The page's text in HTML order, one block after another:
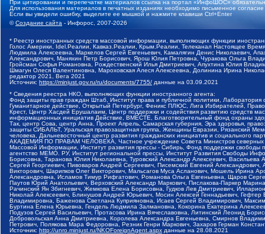
При цитировании и перепечатке материалов ссылка на портал «ИнфоШОС»
Для использования материалов в печатных изданиях необходимо письменное
Если вы увидели ошибку, выделите ее мышкой и нажмите клавиши Ctrl+Enter
©Создание сайта - Инфорос, 2007-2026
* Реестр иностранных средств массовой информации, выполняющих функции
Голос Америки, Idel.Реалии, Кавказ.Реалии, Крым.Реалии, Телеканал Настоящее
Людмила Алексеевна, Маркелов Сергей Евгеньевич, Камалягин Денис Николаевич,
Александрович, Маняхин Петр Борисович, Ярош Юлия Петровна, Чуракова Ольга
Гройсман Софья Романовна, Рождественский Илья Дмитриевич, Апухтина Юлия
Шмагун Олеся Валентиновна, Мароховская Алеся Алексеевна, Долинина Ирина
редактор 2021, Вега 2021
Источник: https://minjust.gov.ru/ru/documents/7755/ данные на 03.09.2021
* Сведения реестра НКО, выполняющих функции иностранного агента:
Фонд защиты прав граждан Штаб, Институт права и публичной политики,
Гуманитарное действие, Открытый Петербург, Феникс ПЛЮС, Лига Избирателей,
Крест, Центр Хасдей Ерушалаим, Центр поддержки и содействия развитию средств
информационных инициатив Действие, ВМЕСТЕ, Благотворительный фонд охраны
Так, центр Сова, центр Анна, Проект Апрель, Самарская губерния, Эра здоровья,
защиты СИБАЛЬТ, Уральская правозащитная группа, Женщины Евразии, Рязанский
человека, Дальневосточный центр развития гражданских инициатив и социального
АКАДЕМИЯ ПО ПРАВАМ ЧЕЛОВЕКА, Частное учреждение Совета Министров северных
Массовой Информации, Институт развития прессы - Сибирь, Фонд поддержки
агентство МЕМО. РУ, Институт региональной прессы, Институт Развития Свободы
Борисовна, Таранова Юлия Николаевна, Туровский Александр Алексеевич,
Сергей Георгиевич, Пивоваров Андрей Сергеевич, Писемский Евгений
Викторович, Шарипков Олег Викторович, Мальсагов Муса Асланович, Мошель Ирина
Александровна, Исламов Тимур Рифгатович, Романова Ольга Евгеньевна, Щаров
Паутов Юрий Анатольевич, Верховский Александр Маркович, Пислакова-Паркер
Рачинский Ян Збигневич, Жемкова Елена Борисовна, Гудков Лев Дмитриевич,
Николай Алексеевич, Блинушов Андрей Юрьевич, Мосин Алексей Геннадьевич,
Владимировна, Баженова Светлана Куприяновна, Исаев Сергей Владимирович,
Буртина Елена Юрьевна, Гендель Людмила Залмановна, Кокорина Екатерина
Подузов Сергей Васильевич, Протасова Ирина Вячеславовна, Литинский Леонид
Добровольская Анна Дмитриевна, Королева Александра Евгеньевна, Смирнов
Петрович, Полякова Мара Федоровна, Резник Генри Маркович, Захаров Герман
Источник: http://unro.minjust.ru/NKOForeignAgent.aspx данные на 28.08.2021